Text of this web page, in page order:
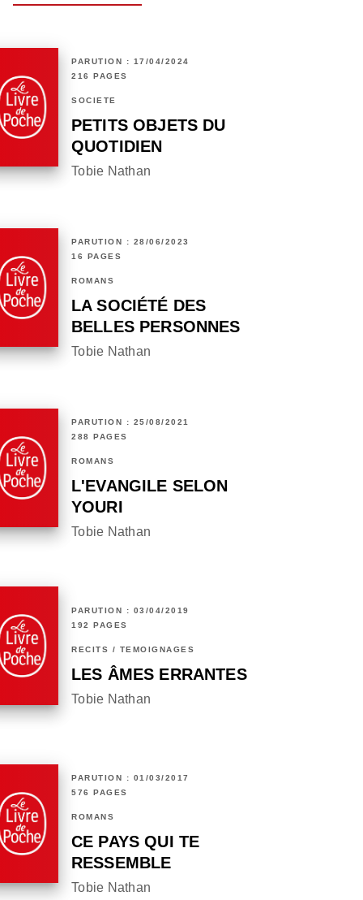
PARUTION : 17/04/2024
216 PAGES
SOCIÉTÉ
PETITS OBJETS DU
QUOTIDIEN
Tobie Nathan
PARUTION : 28/06/2023
16 PAGES
ROMANS
LA SOCIÉTÉ DES
BELLES PERSONNES
Tobie Nathan
PARUTION : 25/08/2021
288 PAGES
ROMANS
L'EVANGILE SELON
YOURI
Tobie Nathan
PARUTION : 03/04/2019
192 PAGES
RÉCITS / TÉMOIGNAGES
LES ÂMES ERRANTES
Tobie Nathan
PARUTION : 01/03/2017
576 PAGES
ROMANS
CE PAYS QUI TE
RESSEMBLE
Tobie Nathan